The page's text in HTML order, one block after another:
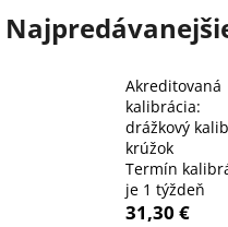
Akreditovaná
kalibrácia:
drážkový
krúžok
Termín
je 1 týždeň
31,30 €